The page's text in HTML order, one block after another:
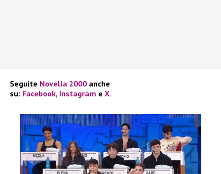
Seguite Novella 2000 anche
su: Facebook, Instagram e X.